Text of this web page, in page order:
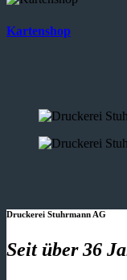
Kartenshop
Druckerei Stuhrmann AG
Seit über 36